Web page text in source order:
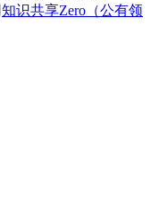
知识共享Zero（公有领